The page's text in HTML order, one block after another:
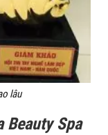
lâu
Beauty Spa